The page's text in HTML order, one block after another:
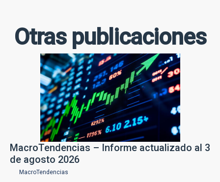
Otras publicaciones
MacroTendencias – Informe actualizado al 3
de agosto 2026
MacroTendencias